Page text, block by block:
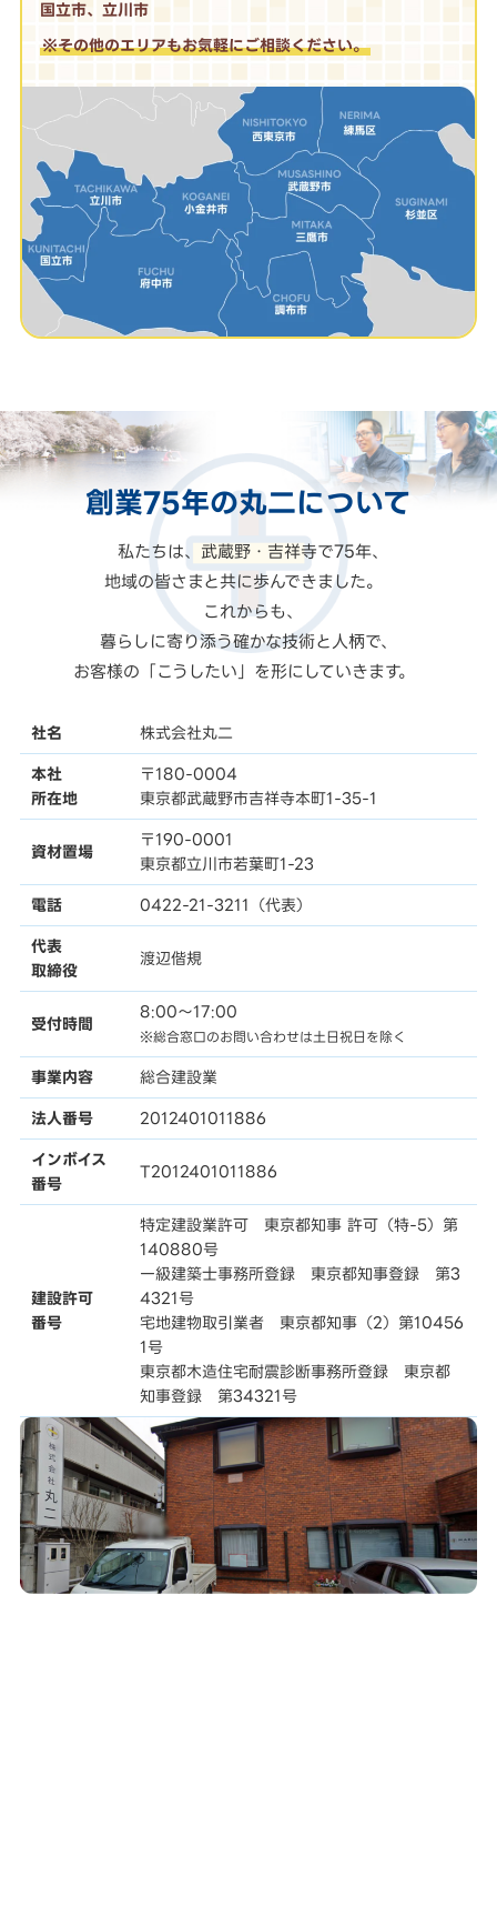
国立市、立川市
※その他のエリアもお気軽にご相談ください。
創業75年の丸二について
私たちは、武蔵野・吉祥寺で75年、
地域の皆さまと共に歩んできました。
これからも、
暮らしに寄り添う確かな技術と人柄で、
お客様の「こうしたい」を形にしていきます。
社名 株式会社丸二
本社
所在地
〒180-0004
東京都武蔵野市吉祥寺本町1-35-1
資材置場
〒190-0001
東京都立川市若葉町1-23
電話 0422-21-3211（代表）
代表
取締役
渡辺偕規
受付時間
8:00〜17:00
※総合窓口のお問い合わせは土日祝日を除く
事業内容 総合建設業
法人番号 2012401011886
インボイス
番号
T2012401011886
建設許可
番号
特定建設業許可 東京都知事 許可（特-5）第
140880号
一級建築士事務所登録 東京都知事登録 第3
4321号
宅地建物取引業者 東京都知事（2）第10456
1号
東京都木造住宅耐震診断事務所登録 東京都
知事登録 第34321号